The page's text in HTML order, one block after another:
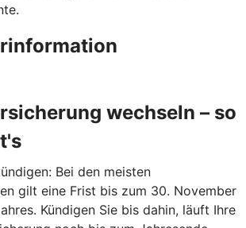
wechseln – so
Bei den meisten
gilt eine Frist bis zum 30. November
Kündigen Sie bis dahin, läuft Ihre